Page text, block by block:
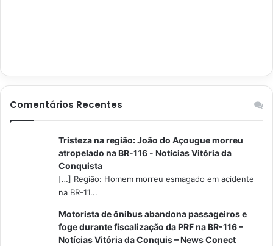
Comentários Recentes
Tristeza na região: João do Açougue morreu
atropelado na BR-116 - Notícias Vitória da
Conquista
[…] Região: Homem morreu esmagado em acidente
na BR-11...
Motorista de ônibus abandona passageiros e
foge durante fiscalização da PRF na BR-116 –
Notícias Vitória da Conquis – News Conect